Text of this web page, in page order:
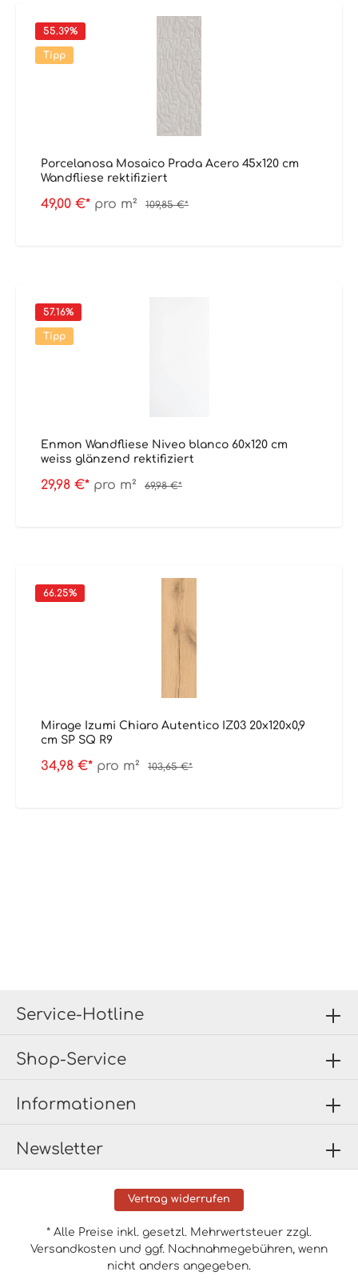
55.39%
Tipp
Porcelanosa Mosaico Prada Acero 45x120 cm
Wandfliese rektifiziert
49,00 €* pro m² 109,85 €*
57.16%
Tipp
Enmon Wandfliese Niveo blanco 60x120 cm
weiss glänzend rektifiziert
29,98 €* pro m² 69,98 €*
66.25%
Mirage Izumi Chiaro Autentico IZ03 20x120x0,9
cm SP SQ R9
34,98 €* pro m² 103,65 €*
Newsletter
Service-Hotline
Shop-Service
Informationen
Vertrag widerrufen
* Alle Preise inkl. gesetzl. Mehrwertsteuer zzgl.
Versandkosten und ggf. Nachnahmegebühren, wenn
nicht anders angegeben.